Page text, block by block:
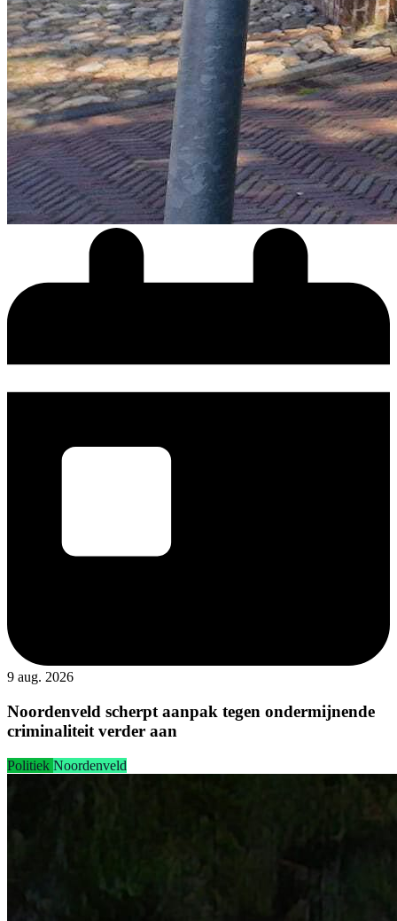
9 aug. 2026
Noordenveld scherpt aanpak tegen ondermijnende
criminaliteit verder aan
Politiek Noordenveld